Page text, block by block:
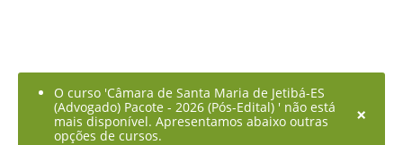
O curso 'Câmara de Santa Maria de Jetibá-ES
(Advogado) Pacote - 2026 (Pós-Edital) ' não está
mais disponível. Apresentamos abaixo outras
opções de cursos.
×